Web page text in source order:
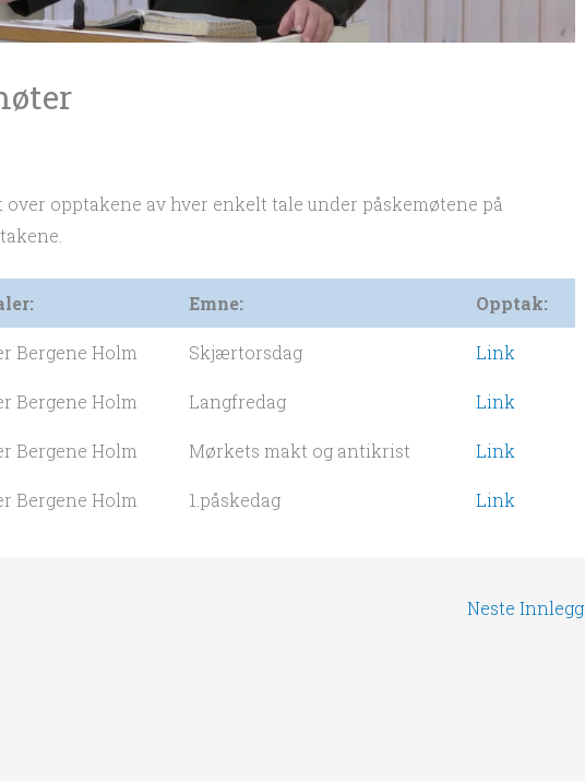
opptakene av hver enkelt tale under påskemøtene på
Emne: Opptak:
Bergene Holm Skjærtorsdag Link
Bergene Holm Langfredag Link
Bergene Holm Mørkets makt og antikrist Link
Bergene Holm 1.påskedag Link
Neste Innlegg